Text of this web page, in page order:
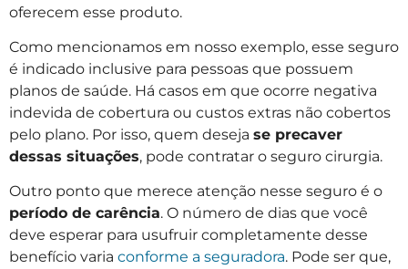
oferecem esse produto.
Como mencionamos em nosso exemplo, esse seguro
é indicado inclusive para pessoas que possuem
planos de saúde. Há casos em que ocorre negativa
indevida de cobertura ou custos extras não cobertos
pelo plano. Por isso, quem deseja se precaver
dessas situações, pode contratar o seguro cirurgia.
Outro ponto que merece atenção nesse seguro é o
período de carência. O número de dias que você
deve esperar para usufruir completamente desse
benefício varia conforme a seguradora. Pode ser que,